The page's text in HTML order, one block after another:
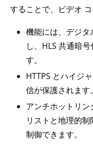
することで、ビデオ
機能には、デジ
し、HLS 共通暗
す。
HTTPS とハイジ
信が保護されます。
アンチホットリ
リストと地理的
制御できます。